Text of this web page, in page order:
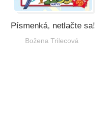
Písmenká, netlačte sa!
Božena Trilecová